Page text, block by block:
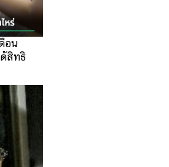
อน
สิทธิ